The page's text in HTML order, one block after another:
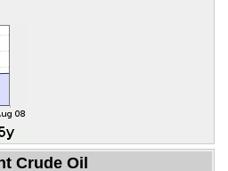
Crude Oil